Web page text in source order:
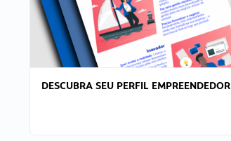
DESCUBRA SEU PERFIL EMPREENDEDOR